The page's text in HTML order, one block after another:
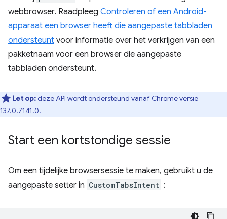
webbrowser. Raadpleeg Controleren of een Android-
apparaat een browser heeft die aangepaste tabbladen
ondersteunt voor informatie over het verkrijgen van een
pakketnaam voor een browser die aangepaste
tabbladen ondersteunt.
Let op:deze API wordt ondersteund vanaf Chrome versie
137.0.7141.0.
Start een kortstondige sessie
Om een ​​tijdelijke browsersessie te maken, gebruikt u de
aangepaste setter in CustomTabsIntent :